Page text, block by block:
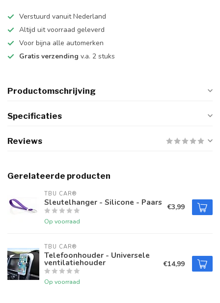
Verstuurd vanuit Nederland
Altijd uit voorraad geleverd
Voor bijna alle automerken
Gratis verzending v.a. 2 stuks
Productomschrijving
Specificaties
Reviews
Gerelateerde producten
TBU CAR®
Sleutelhanger - Silicone - Paars
Op voorraad
€3,99
TBU CAR®
Telefoonhouder - Universele
ventilatiehouder
Op voorraad
€14,99